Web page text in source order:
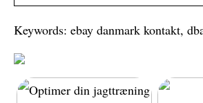
Keywords: ebay danmark kontakt,